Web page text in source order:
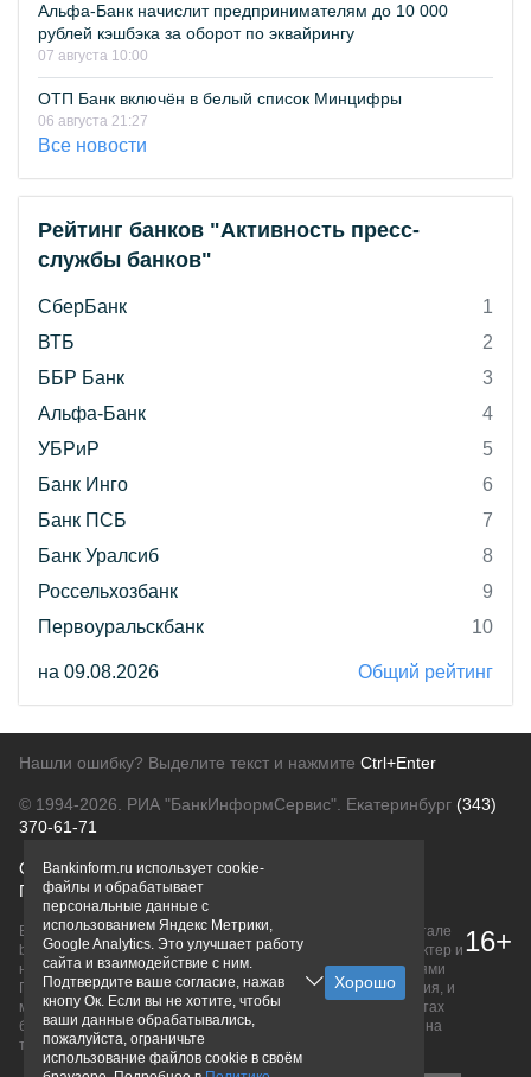
Альфа-Банк начислит предпринимателям до 10 000
рублей кэшбэка за оборот по эквайрингу
07 августа 10:00
ОТП Банк включён в белый список Минцифры
06 августа 21:27
Все новости
Рейтинг банков "Активность пресс-
службы банков"
СберБанк
1
ВТБ
2
ББР Банк
3
Альфа-Банк
4
УБРиР
5
Банк Инго
6
Банк ПСБ
7
Банк Уралсиб
8
Россельхозбанк
9
Первоуральскбанк
10
на 09.08.2026 Общий рейтинг
Нашли ошибку? Выделите текст и нажмите Ctrl+Enter
© 1994-2026. РИА "БанкИнформСервис". Екатеринбург (343)
370-61-71
О проектеПолитика конфиденциальности
Правовая информацияДля рекламодателей
Вся информация о продуктах банков, размещенная на портале
bankinform.ru, носит исключительно ознакомительный характер и
не является публичной офертой, определяемой положениями
ГК РФ. Информация не содержит точного и полного описания, и
может быть изменена. Конечные условия уточняйте на сайтах
банков или при личном обращении. Исключительное право на
товарные знаки принадлежит их правообладателям.
16+
Bankinform.ru использует cookie-
файлы и обрабатывает
персональные данные с
использованием Яндекс Метрики,
Google Analytics. Это улучшает работу
сайта и взаимодействие с ним.
Подтвердите ваше согласие, нажав
кнопу Ок. Если вы не хотите, чтобы
ваши данные обрабатывались,
пожалуйста, ограничьте
использование файлов cookie в своём